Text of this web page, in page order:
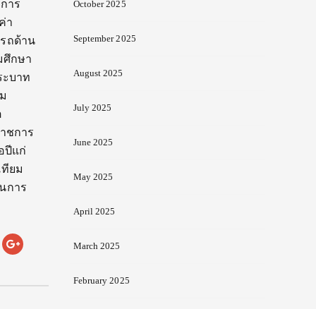
าร
า
ถด้าน
ศึกษา
ะบาท
ชการ
ปีแก่
ยม
การ
October 2025
September 2025
August 2025
July 2025
June 2025
May 2025
April 2025
March 2025
February 2025